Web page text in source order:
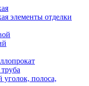
элементы отделки
полоса,